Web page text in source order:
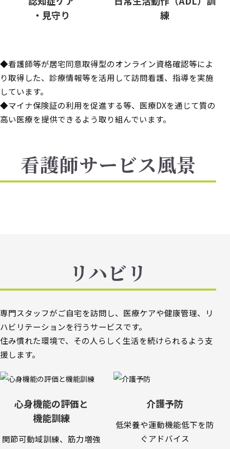
・見守り
練
◆看護師等が居宅同意取得型のオンライン資格確認等によ
り取得した、診療情報等を活用して訪問看護、指導を実施
しています。
◆マイナ保険証の利用を促進する等、医療DXを通じて質の
高い医療を提供できるよう取り組んでいます。
看護師サービス風景
リハビリ
専門スタッフがご自宅を訪問し、医療ケアや健康管理、リ
ハビリテーションを行うサービスです。
住み慣れた環境で、その人らしく生活を続けられるよう支
援します。
心身機能の評価と
機能訓練
関節可動域訓練、筋力増強
介護予防
低栄養や運動機能低下を防
ぐアドバイス